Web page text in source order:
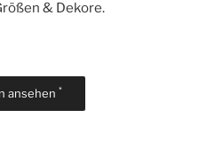
& Dekore.
ansehen *